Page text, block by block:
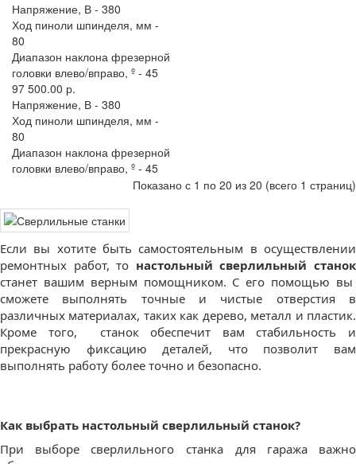
Напряжение, В - 380
Ход пиноли шпинделя, мм -
80
Диапазон наклона фрезерной
головки влево/вправо, º - 45
97 500.00 р.
Напряжение, В - 380
Ход пиноли шпинделя, мм -
80
Диапазон наклона фрезерной
головки влево/вправо, º - 45
Показано с 1 по 20 из 20 (всего 1 страниц)
Если вы хотите быть самостоятельным в осуществлении
ремонтных работ, то настольный сверлильный станок
станет вашим верным помощником. С его помощью вы
сможете выполнять точные и чистые отверстия в
различных материалах, таких как дерево, металл и пластик.
Кроме того, станок обеспечит вам стабильность и
прекрасную фиксацию деталей, что позволит вам
выполнять работу более точно и безопасно.
Как выбрать настольный сверлильный станок?
При выборе сверлильного станка для гаража важно